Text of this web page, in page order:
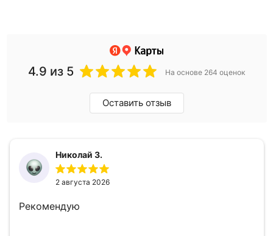
4.9 из 5 На основе 264 оценок
Оставить отзыв
Николай З.
2 августа 2026
Рекомендую